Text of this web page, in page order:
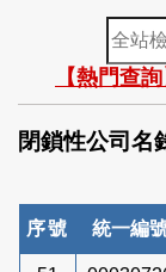
全
站
檢
索
【熱門查
閉鎖性公司名
序號 統一編